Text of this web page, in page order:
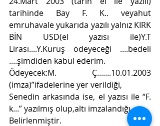
tarihinde Bay F. K.. veyahut
emruhavale yukarıda yazılı yalnız KIRK
BİN USD(el yazısı ile)Y.T
Lirası....Y.Kuruş ödeyeceği ....bedeli
....şimdiden kabul ederim.
Ödeyecek:M. Ç.......10.01.2003
(imza)”ifadelerine yer verildiği,
Senedin arkasında ise, el yazısı ile “F.
k...” yazılmış olup,altı imzalandığı,
Belirlenmiştir.